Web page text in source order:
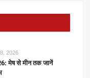
2026
मेष से मीन तक जानें